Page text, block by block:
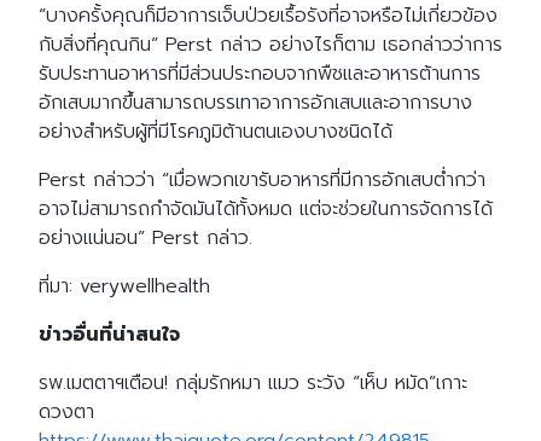
“บางครั้งคุณก็มีอาการเจ็บป่วยเรื้อรังที่อาจหรือไม่เกี่ยวข้อง
กับสิ่งที่คุณกิน” Perst กล่าว อย่างไรก็ตาม เธอกล่าวว่าการ
รับประทานอาหารที่มีส่วนประกอบจากพืชและอาหารต้านการ
อักเสบมากขึ้นสามารถบรรเทาอาการอักเสบและอาการบาง
อย่างสำหรับผู้ที่มีโรคภูมิต้านตนเองบางชนิดได้
Perst กล่าวว่า “เมื่อพวกเขารับอาหารที่มีการอักเสบต่ำกว่า
อาจไม่สามารถกำจัดมันได้ทั้งหมด แต่จะช่วยในการจัดการได้
อย่างแน่นอน” Perst กล่าว.
ที่มา: verywellhealth
ข่าวอื่นที่น่าสนใจ
รพ.เมตตาฯเตือน! กลุ่มรักหมา แมว ระวัง “เห็บ หมัด”เกาะ
ดวงตา